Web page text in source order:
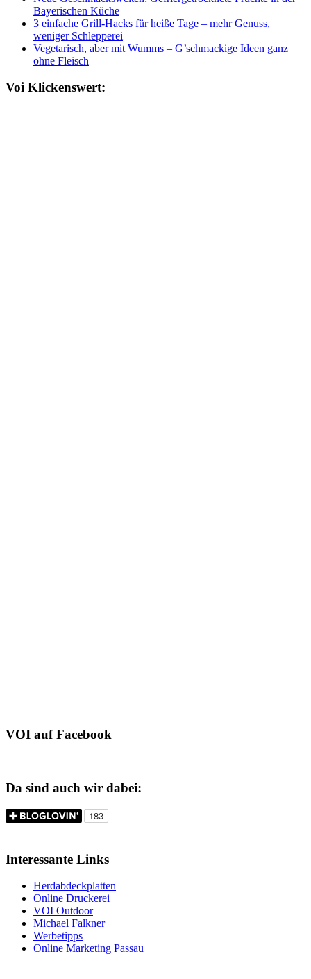
Bayerischen Küche
3 einfache Grill-Hacks für heiße Tage – mehr Genuss,
weniger Schlepperei
Vegetarisch, aber mit Wumms – G’schmackige Ideen ganz
ohne Fleisch
Voi Klickenswert:
VOI auf Facebook
Da sind auch wir dabei:
Interessante Links
Herdabdeckplatten
Online Druckerei
VOI Outdoor
Michael Falkner
Werbetipps
Online Marketing Passau